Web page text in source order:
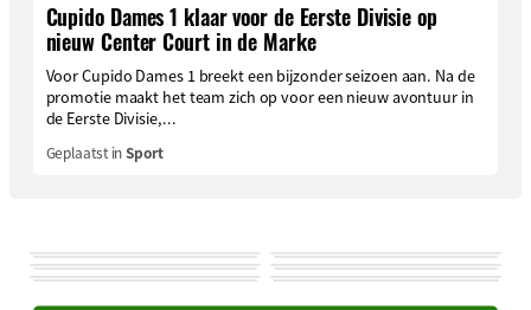
Cupido Dames 1 klaar voor de Eerste Divisie op
nieuw Center Court in de Marke
Voor Cupido Dames 1 breekt een bijzonder seizoen aan. Na de
promotie maakt het team zich op voor een nieuw avontuur in
de Eerste Divisie,...
Geplaatst inSport